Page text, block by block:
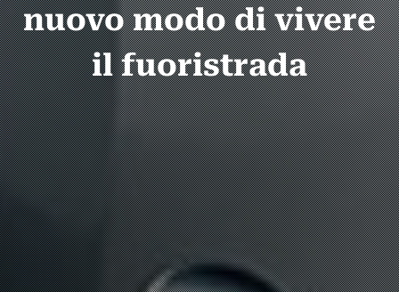
nuovo modo di vivere
il fuoristrada